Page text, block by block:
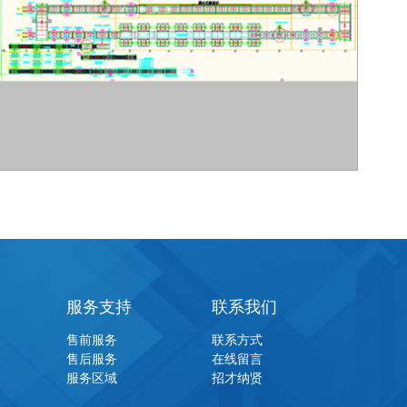
服务支持
售前服务
售后服务
服务区域
联系我们
联系方式
在线留言
招才纳贤